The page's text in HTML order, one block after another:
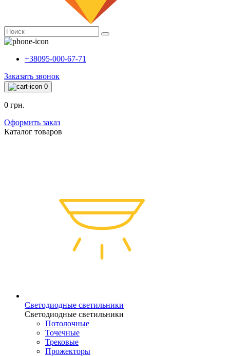
+38095-000-67-71
Заказать звонок
0
0 грн.
Оформить заказ
Каталог товаров
Светодиодные светильники
Светодиодные светильники
Потолочные
Точечные
Трековые
Прожекторы